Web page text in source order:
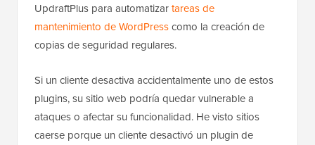
UpdraftPlus para automatizartareas de
mantenimiento de WordPresscomo la creación de
copias de seguridad regulares.
Si un cliente desactiva accidentalmente uno de estos
plugins, su sitio web podría quedar vulnerable a
ataques o afectar su funcionalidad. He visto sitios
caerse porque un cliente desactivó un plugin de